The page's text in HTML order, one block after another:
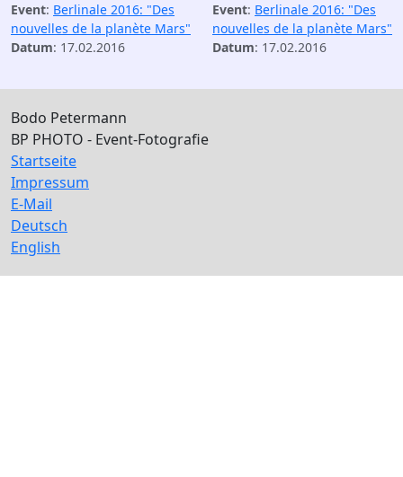
Event: Berlinale 2016: "Des
nouvelles de la planète Mars"
Datum: 17.02.2016
Event: Berlinale 2016: "Des
nouvelles de la planète Mars"
Datum: 17.02.2016
Bodo Petermann
BP PHOTO - Event-Fotografie
Startseite
Impressum
E-Mail
Deutsch
English